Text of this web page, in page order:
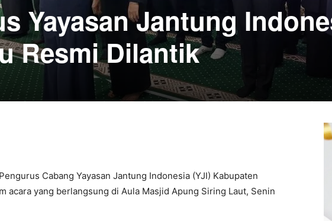
Yayasan Jantung
Resmi Dilantik
Cabang Yayasan Jantung Indonesia (YJI) Kabupaten
acara yang berlangsung di Aula Masjid Apung Siring Laut, Senin